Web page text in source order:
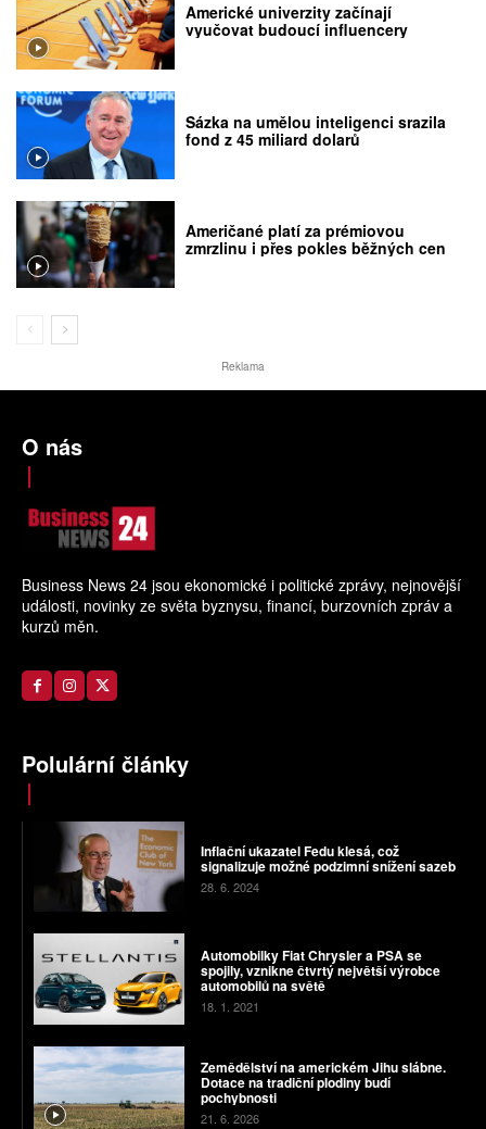
Americké univerzity začínají
vyučovat budoucí influencery
Sázka na umělou inteligenci srazila
fond z 45 miliard dolarů
Američané platí za prémiovou
zmrzlinu i přes pokles běžných cen
Reklama
O nás
Business News 24 jsou ekonomické i politické zprávy, nejnovější
události, novinky ze světa byznysu, financí, burzovních zpráv a
kurzů měn.
Polulární články
Inflační ukazatel Fedu klesá, což
signalizuje možné podzimní snížení sazeb
28. 6. 2024
Automobilky Fiat Chrysler a PSA se
spojily, vznikne čtvrtý největší výrobce
automobilů na světě
18. 1. 2021
Zemědělství na americkém Jihu slábne.
Dotace na tradiční plodiny budí
pochybnosti
21. 6. 2026